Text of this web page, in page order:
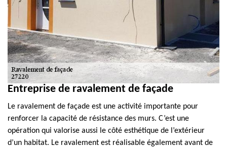
Entreprise de ravalement de façade
Le ravalement de façade est une activité importante pour
renforcer la capacité de résistance des murs. C’est une
opération qui valorise aussi le côté esthétique de l’extérieur
d’un habitat. Le ravalement est réalisable également avant de